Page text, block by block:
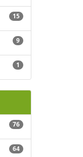
15
9
1
76
64